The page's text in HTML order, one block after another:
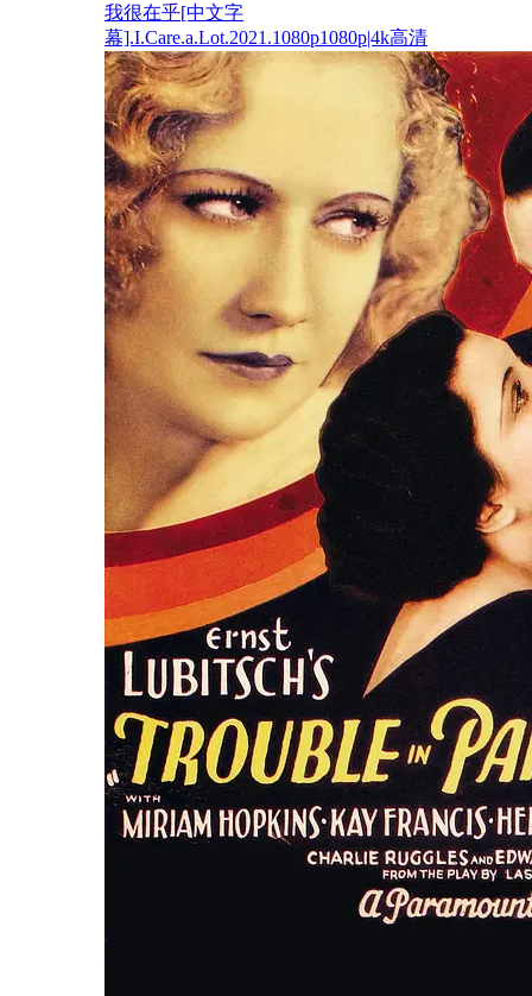
我很在乎[中文字
幕].I.Care.a.Lot.2021.1080p1080p|4k高清